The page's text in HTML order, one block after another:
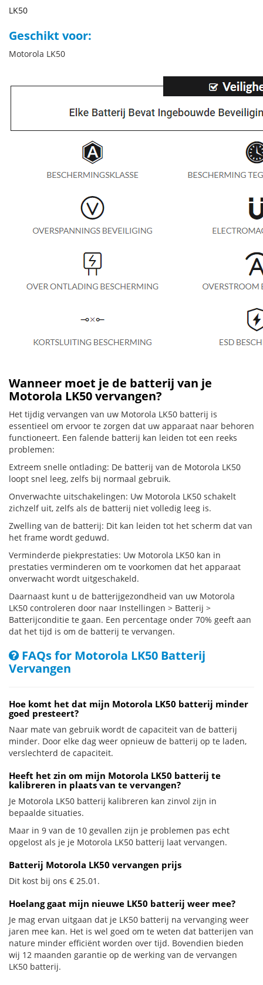
LK50
Geschikt voor:
Motorola LK50
Wanneer moet je de batterij van je
Motorola LK50 vervangen?
Het tijdig vervangen van uw Motorola LK50 batterij is
essentieel om ervoor te zorgen dat uw apparaat naar behoren
functioneert. Een falende batterij kan leiden tot een reeks
problemen:
Extreem snelle ontlading: De batterij van de Motorola LK50
loopt snel leeg, zelfs bij normaal gebruik.
Onverwachte uitschakelingen: Uw Motorola LK50 schakelt
zichzelf uit, zelfs als de batterij niet volledig leeg is.
Zwelling van de batterij: Dit kan leiden tot het scherm dat van
het frame wordt geduwd.
Verminderde piekprestaties: Uw Motorola LK50 kan in
prestaties verminderen om te voorkomen dat het apparaat
onverwacht wordt uitgeschakeld.
Daarnaast kunt u de batterijgezondheid van uw Motorola
LK50 controleren door naar Instellingen > Batterij >
Batterijconditie te gaan. Een percentage onder 70% geeft aan
dat het tijd is om de batterij te vervangen.
FAQs for Motorola LK50 Batterij
Vervangen
Hoe komt het dat mijn Motorola LK50 batterij minder
goed presteert?
Naar mate van gebruik wordt de capaciteit van de batterij
minder. Door elke dag weer opnieuw de batterij op te laden,
verslechterd de capaciteit.
Heeft het zin om mijn Motorola LK50 batterij te
kalibreren in plaats van te vervangen?
Je Motorola LK50 batterij kalibreren kan zinvol zijn in
bepaalde situaties.
Maar in 9 van de 10 gevallen zijn je problemen pas echt
opgelost als je je Motorola LK50 batterij laat vervangen.
Batterij Motorola LK50 vervangen prijs
Dit kost bij ons € 25.01.
Hoelang gaat mijn nieuwe LK50 batterij weer mee?
Je mag ervan uitgaan dat je LK50 batterij na vervanging weer
jaren mee kan. Het is wel goed om te weten dat batterijen van
nature minder efficiënt worden over tijd. Bovendien bieden
wij 12 maanden garantie op de werking van de vervangen
LK50 batterij.